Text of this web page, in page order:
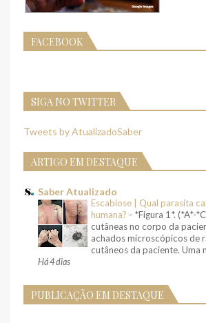
FACEBOOK
SIGA NO TWITTER
Tweets by AtualizadoSaber
ARTIGO EM DESTAQUE
Saber Atualizado
Escabiose | Qual parasita
humana? - *Figura 1*. (*A*-
cutâneas no corpo da
achados microscópicos de
cutâneos da paciente. Uma
Há 4 dias
PUBLICAÇÃO EM DESTAQUE